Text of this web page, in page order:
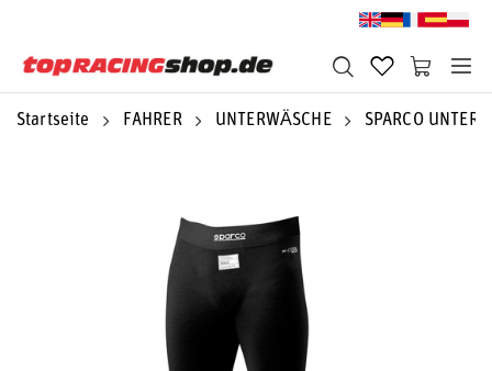
Startseite FAHRER UNTERWÄSCHE SPARCO